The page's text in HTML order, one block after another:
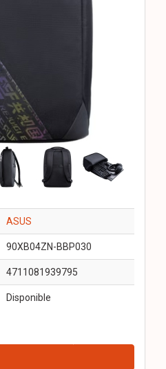
ASUS
90XB04ZN-BBP030
4711081939795
Disponible